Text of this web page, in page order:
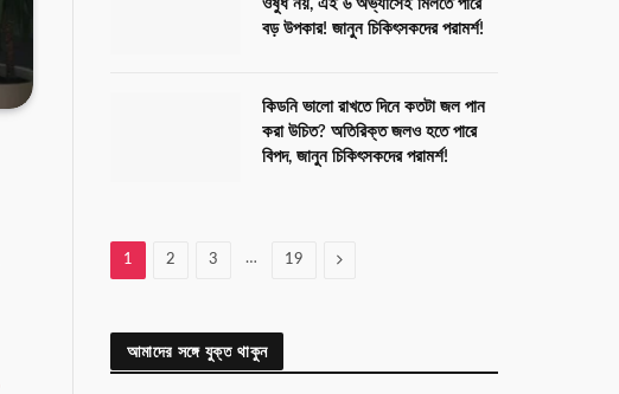
ওষুধ নয়, এই ৬ অভ্যাসেই মিলতে পারে
বড় উপকার! জানুন চিকিৎসকদের পরামর্শ!
কিডনি ভালো রাখতে দিনে কতটা জল পান
করা উচিত? অতিরিক্ত জলও হতে পারে
বিপদ, জানুন চিকিৎসকদের পরামর্শ!
1 2 3 … 19 Next
আমাদের সঙ্গে যুক্ত থাকুন